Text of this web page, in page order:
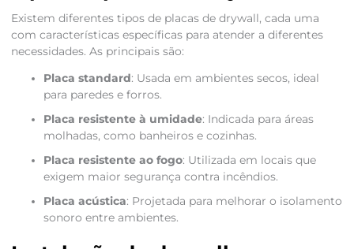
Existem diferentes tipos de placas de drywall, cada uma
com características específicas para atender a diferentes
necessidades. As principais são:
Placa standard: Usada em ambientes secos, ideal
para paredes e forros.
Placa resistente à umidade: Indicada para áreas
molhadas, como banheiros e cozinhas.
Placa resistente ao fogo: Utilizada em locais que
exigem maior segurança contra incêndios.
Placa acústica: Projetada para melhorar o isolamento
sonoro entre ambientes.